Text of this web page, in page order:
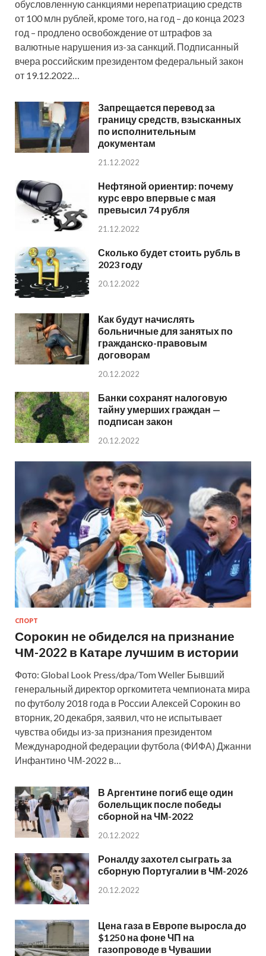
обусловленную санкциями нерепатриацию средств
от 100 млн рублей, кроме того, на год – до конца 2023
год – продлено освобождение от штрафов за
валютные нарушения из-за санкций. Подписанный
вчера российским президентом федеральный закон
от 19.12.2022…
Запрещается перевод за
границу средств, взысканных
по исполнительным
документам
21.12.2022
Нефтяной ориентир: почему
курс евро впервые с мая
превысил 74 рубля
21.12.2022
Сколько будет стоить рубль в
2023 году
20.12.2022
Как будут начислять
больничные для занятых по
гражданско-правовым
договорам
20.12.2022
Банки сохранят налоговую
тайну умерших граждан —
подписан закон
20.12.2022
СПОРТ
Сорокин не обиделся на признание
ЧМ-2022 в Катаре лучшим в истории
Фото: Global Look Press/dpa/Tom Weller Бывший
генеральный директор оргкомитета чемпионата мира
по футболу 2018 года в России Алексей Сорокин во
вторник, 20 декабря, заявил, что не испытывает
чувства обиды из-за признания президентом
Международной федерации футбола (ФИФА) Джанни
Инфантино ЧМ-2022 в…
В Аргентине погиб еще один
болельщик после победы
сборной на ЧМ-2022
20.12.2022
Роналду захотел сыграть за
сборную Португалии в ЧМ-2026
20.12.2022
Цена газа в Европе выросла до
$1250 на фоне ЧП на
газопроводе в Чувашии